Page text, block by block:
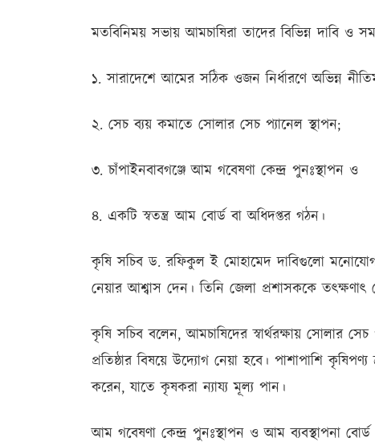
মতবিনিময় সভায় আমচাষিরা তাদের বিভিন্ন দাবি ও
১. সারাদেশে আমের সঠিক ওজন নির্ধারণে অভিন্ন
২. সেচ ব্যয় কমাতে সোলার সেচ প্যানেল স্থাপন;
৩. চাঁপাইনবাবগঞ্জে আম গবেষণা কেন্দ্র পুনঃস্থাপন ও
৪. একটি স্বতন্ত্র আম বোর্ড বা অধিদপ্তর গঠন।
কৃষি সচিব ড. রফিকুল ই মোহামেদ দাবিগুলো
নেয়ার আশ্বাস দেন। তিনি জেলা প্রশাসককে
কৃষি সচিব বলেন, আমচাষিদের স্বার্থরক্ষায় সোলার
প্রতিষ্ঠার বিষয়ে উদ্যোগ নেয়া হবে। পাশাপাশি
করেন, যাতে কৃষকরা ন্যায্য মূল্য পান।
আম গবেষণা কেন্দ্র পুনঃস্থাপন ও আম ব্যবস্থাপনা বোর্ড